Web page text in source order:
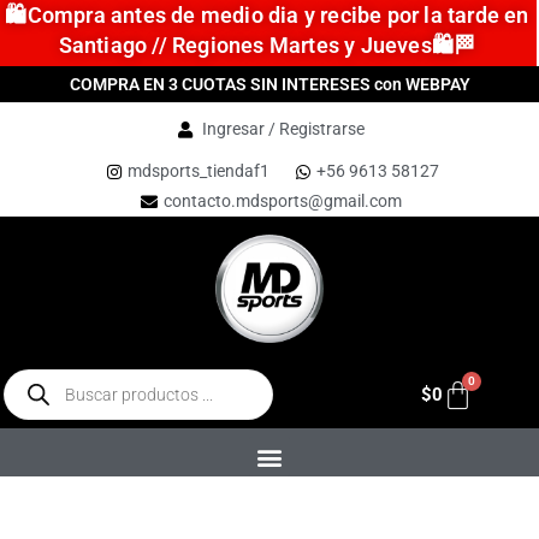
🛍️Compra antes de medio dia y recibe por la tarde en
Santiago // Regiones Martes y Jueves🛍️🏁
COMPRA EN 3 CUOTAS SIN INTERESES con WEBPAY
Ingresar / Registrarse
mdsports_tiendaf1
+56 9613 58127
contacto.mdsports@gmail.com
$0